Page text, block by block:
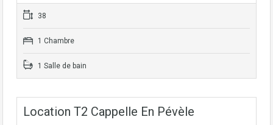
38
1 Chambre
1 Salle de bain
Location T2 Cappelle En Pévèle